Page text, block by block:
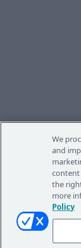
We
and
content
the
more
Policy